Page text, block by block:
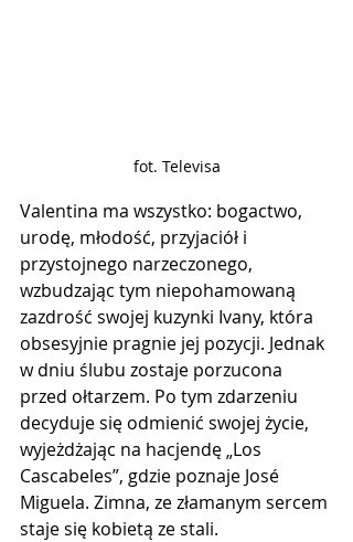
fot. Televisa
Valentina ma wszystko: bogactwo,
urodę, młodość, przyjaciół i
przystojnego narzeczonego,
wzbudzając tym niepohamowaną
zazdrość swojej kuzynki Ivany, która
obsesyjnie pragnie jej pozycji. Jednak
w dniu ślubu zostaje porzucona
przed ołtarzem. Po tym zdarzeniu
decyduje się odmienić swojej życie,
wyjeżdżając na hacjendę „Los
Cascabeles”, gdzie poznaje José
Miguela. Zimna, ze złamanym sercem
staje się kobietą ze stali.